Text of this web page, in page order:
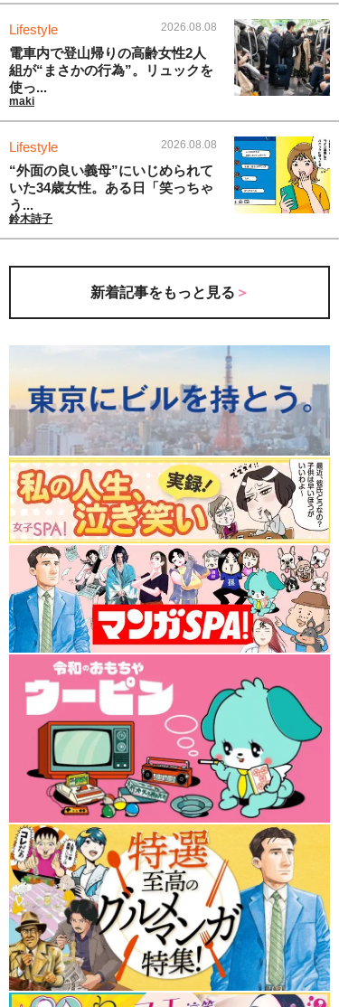
Lifestyle 2026.08.08
電車内で登山帰りの高齢女性2人
組が“まさかの行為”。リュックを
使っ...
maki
Lifestyle 2026.08.08
“外面の良い義母”にいじめられて
いた34歳女性。ある日「笑っちゃ
う...
鈴木詩子
新着記事をもっと見る